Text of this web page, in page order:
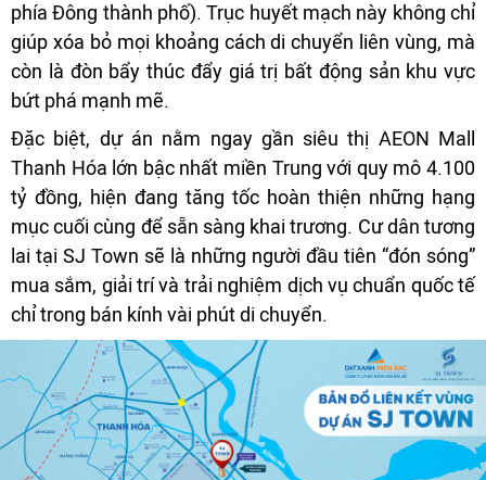
phía Đông thành phố). Trục huyết mạch này không chỉ
giúp xóa bỏ mọi khoảng cách di chuyển liên vùng, mà
còn là đòn bẩy thúc đẩy giá trị bất động sản khu vực
bứt phá mạnh mẽ.
Đặc biệt, dự án nằm ngay gần siêu thị AEON Mall
Thanh Hóa lớn bậc nhất miền Trung với quy mô 4.100
tỷ đồng, hiện đang tăng tốc hoàn thiện những hạng
mục cuối cùng để sẵn sàng khai trương. Cư dân tương
lai tại SJ Town sẽ là những người đầu tiên “đón sóng”
mua sắm, giải trí và trải nghiệm dịch vụ chuẩn quốc tế
chỉ trong bán kính vài phút di chuyển.